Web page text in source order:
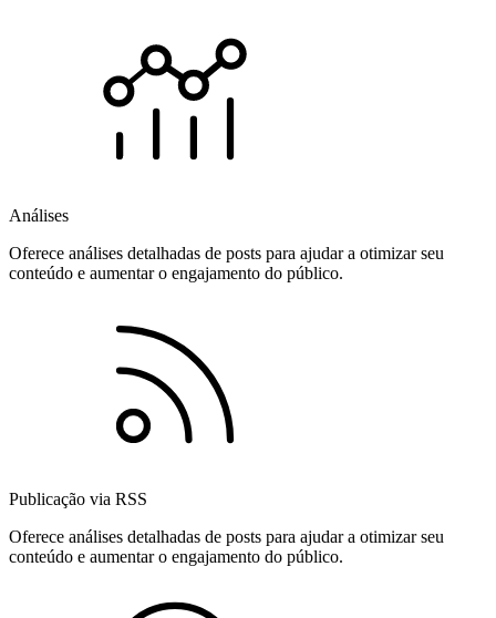
Análises
Oferece análises detalhadas de posts para ajudar a otimizar seu
conteúdo e aumentar o engajamento do público.
Publicação via RSS
Oferece análises detalhadas de posts para ajudar a otimizar seu
conteúdo e aumentar o engajamento do público.